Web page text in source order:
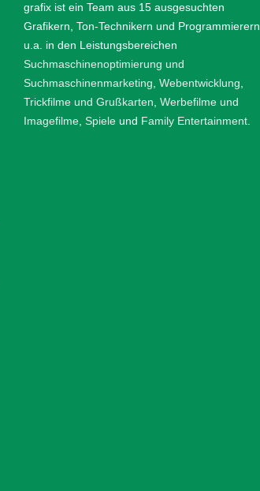
grafix ist ein Team aus 15 ausgesuchten
Grafikern, Ton-Technikern und Programmierern
u.a. in den Leistungsbereichen
Suchmaschinenoptimierung und
Suchmaschinenmarketing ,Webentwicklung
Trickfilme und Grußkarten ,Werbefilme und
Imagefilme ,Spiele und Family Entertainment